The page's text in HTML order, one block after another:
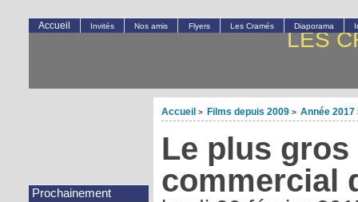
LES
Accueil > Films depuis 2009 > Année 2017
Le plus
commercial
Accueil Invités Nos amis Flyers Les Cramés Diaporama
Prochainement